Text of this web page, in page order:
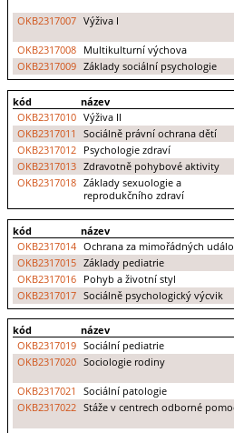
OKB2317007 Výživa I
OKB2317008 Multikulturní výchova
OKB2317009 Základy sociální psychologie
kód název
OKB2317010 Výživa II
OKB2317011
Sociálně právní ochrana dětí
OKB2317012
Psychologie zdraví
OKB2317013 Zdravotně pohybové aktivity
OKB2317018 Základy sexuologie a
reprodukčního zdraví
kód název
OKB2317014 Ochrana za mimořádných
OKB2317015 Základy pediatrie
OKB2317016
Pohyb a životní styl
OKB2317017 Sociálně psychologický výcvik
kód název
OKB2317019 Sociální pediatrie
OKB2317020 Sociologie rodiny
OKB2317021 Sociální patologie
OKB2317022 Stáže v centrech odborné